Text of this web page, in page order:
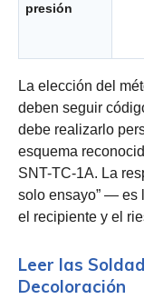
presión
La elección del
deben seguir
debe realizarlo
esquema
SNT-TC-1A. La
solo ensayo” — es
el recipiente y el
Leer las
Decoloración